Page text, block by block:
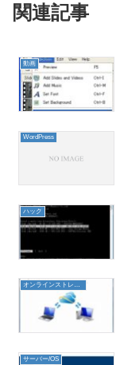
関連記事
動画
WordPress
ハック
オンラインストレージ
サーバー/OS